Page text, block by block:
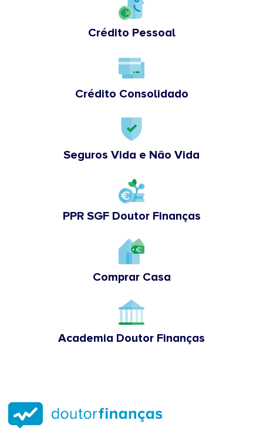
Crédito Pessoal
Crédito Consolidado
Seguros Vida e Não Vida
PPR SGF Doutor Finanças
Comprar Casa
Academia Doutor Finanças